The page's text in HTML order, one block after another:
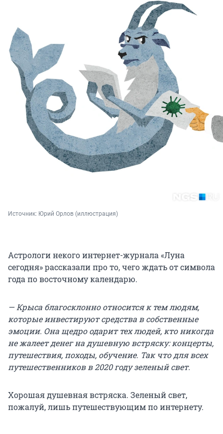
Источник: Юрий Орлов (иллюстрация)
Астрологи некого интернет-журнала «Луна
сегодня» рассказали про то, чего ждать от символа
года по восточному календарю.
— Крыса благосклонно относится к тем людям,
которые инвестируют средства в собственные
эмоции. Она щедро одарит тех людей, кто никогда
не жалеет денег на душевную встряску: концерты,
путешествия, походы, обучение. Так что для всех
путешественников в 2020 году зеленый свет.
Хорошая душевная встряска. Зеленый свет,
пожалуй, лишь путешествующим по интернету.